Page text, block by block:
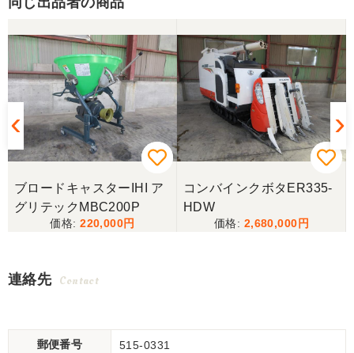
ブロードキャスターIHI ア
グリテックMBC200P
220,000
コンバインクボタER335-
HDW
2,680,000
連絡先 Contact
郵便番号 515-0331